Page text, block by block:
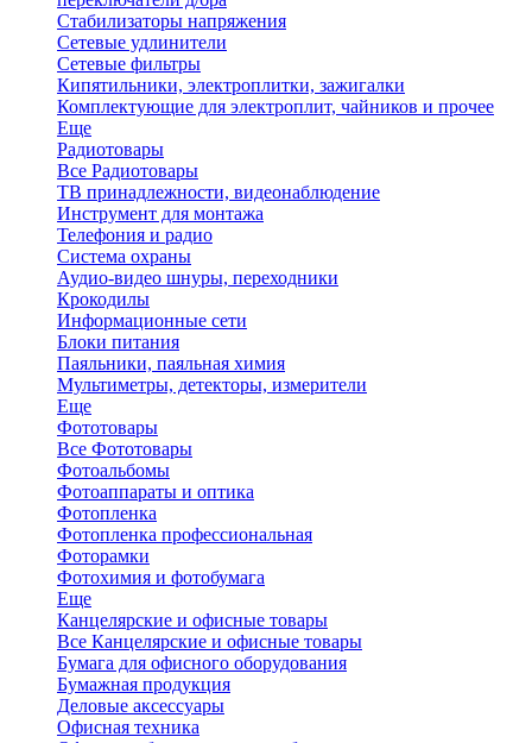
Стабилизаторы напряжения
Сетевые удлинители
Сетевые фильтры
Кипятильники, электроплитки, зажигалки
Комплектующие для электроплит, чайников и прочее
Еще
Радиотовары
Все Радиотовары
ТВ принадлежности, видеонаблюдение
Инструмент для монтажа
Телефония и радио
Система охраны
Аудио-видео шнуры, переходники
Крокодилы
Информационные сети
Блоки питания
Паяльники, паяльная химия
Мультиметры, детекторы, измерители
Еще
Фототовары
Все Фототовары
Фотоальбомы
Фотоаппараты и оптика
Фотопленка
Фотопленка профессиональная
Фоторамки
Фотохимия и фотобумага
Еще
Канцелярские и офисные товары
Все Канцелярские и офисные товары
Бумага для офисного оборудования
Бумажная продукция
Деловые аксессуары
Офисная техника